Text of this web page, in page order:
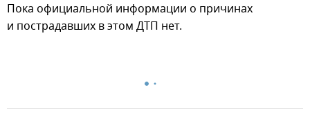
Пока официальной информации о причинах
и пострадавших в этом ДТП нет.